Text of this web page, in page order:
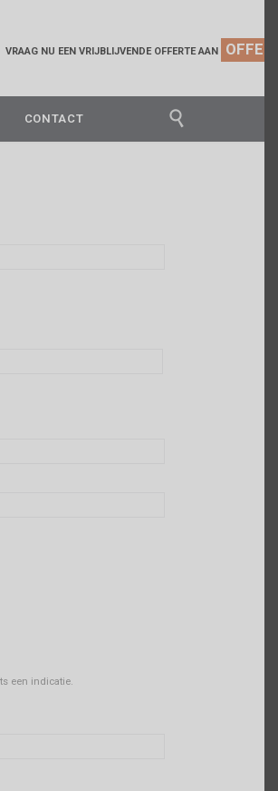
VRAAG NU EEN VRIJBLIJVENDE OFFERTE AAN
CONTACT 
een indicatie.